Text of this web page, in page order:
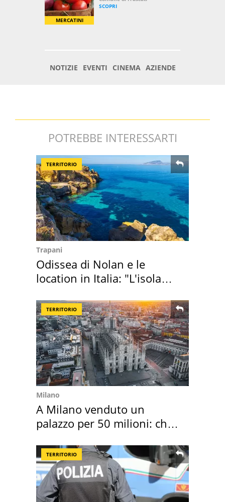
POTREBBE INTERESSARTI
TERRITORIO
Trapani
Odissea di Nolan e le
location in Italia: "L'isola
TERRITORIO
Milano
A Milano venduto un
palazzo per 50 milioni: chi
TERRITORIO